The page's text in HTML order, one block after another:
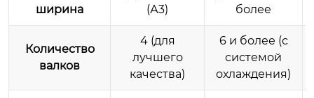
ширина
(А3)
более
Количество
валков
4 (для
лучшего
качества)
6 и более (с
системой
охлаждения)